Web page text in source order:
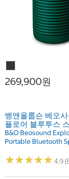
269,900원
뱅앤올룹슨 베오
플로어 블루투스
B&O Beosound
Portable Bluetooth
★★★★★
★★★★★ 4.9